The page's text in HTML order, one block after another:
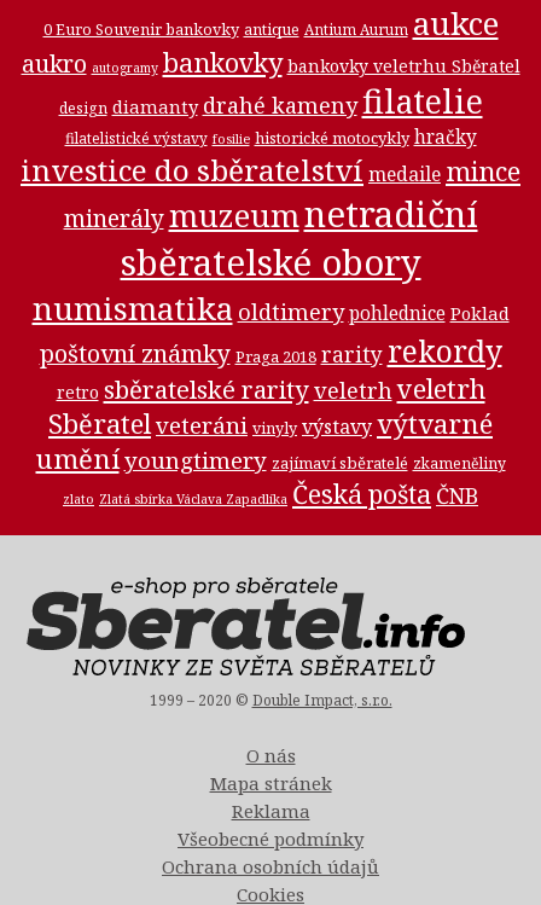
0 Euro Souvenir bankovky antique Antium Aurum aukce
aukro autogramy bankovky bankovky veletrhu Sběratel
design diamanty drahé kamenyfilatelie
filatelistické výstavy fosilie historické motocykly hračky
investice do sběratelství medaile mince
minerálymuzeumnetradiční
sběratelské obory
numismatika oldtimery pohlednice Poklad
poštovní známky Praga 2018 rarity rekordy
retro sběratelské rarityveletrhveletrh
Sběratelveteráni vinyly výstavyvýtvarné
uměníyoungtimery zajímaví sběratelé zkameněliny
zlato Zlatá sbírka Václava Zapadlíka Česká pošta ČNB
1999 – 2020 © Double Impact, s.r.o.
O nás
Mapa stránek
Reklama
Všeobecné podmínky
Ochrana osobních údajů
Cookies